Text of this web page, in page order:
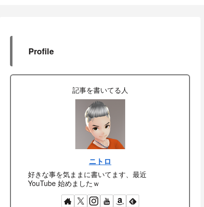
Profile
記事を書いてる人
ニトロ
好きな事を気ままに書いてます、最近
YouTube 始めましたｗ